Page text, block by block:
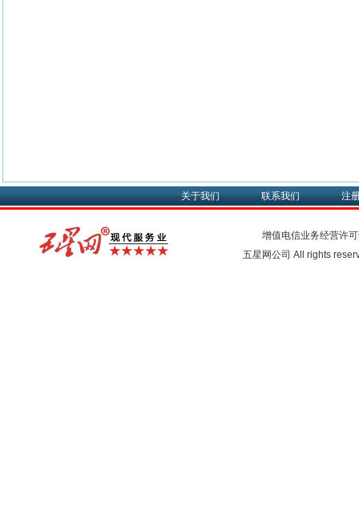
关于我们 联系我们 注
增值电信业务经营许
五星网公司 All rights